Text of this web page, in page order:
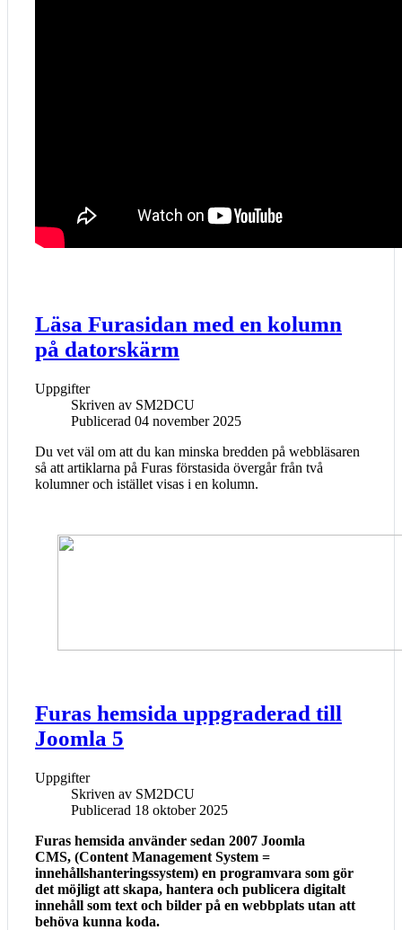
Läsa Furasidan med en kolumn
på datorskärm
Uppgifter
Skriven av SM2DCU
Publicerad 04 november 2025
Du vet väl om att du kan minska bredden på webbläsaren
så att artiklarna på Furas förstasida övergår från två
kolumner och istället visas i en kolumn.
Furas hemsida uppgraderad till
Joomla 5
Uppgifter
Skriven av SM2DCU
Publicerad 18 oktober 2025
Furas hemsida använder sedan 2007 Joomla
CMS, (Content Management System =
innehållshanteringssystem) en programvara som gör
det möjligt att skapa, hantera och publicera digitalt
innehåll som text och bilder på en webbplats utan att
behöva kunna koda.